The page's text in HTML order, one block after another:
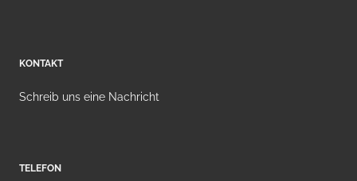
KONTAKT
Schreib uns eine Nachricht
TELEFON